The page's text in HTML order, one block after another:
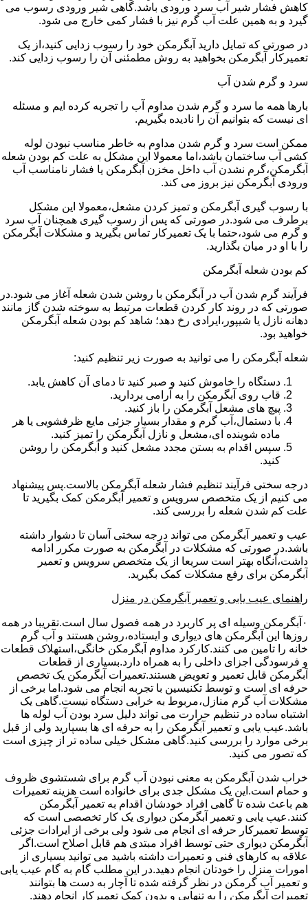
کاهش فشار شیر آب سرد ورودی باشد.گاهی شیر ورودی رسوب می
گیرد و به همین علت آب گرم نیز با فشار کمی خارج می شود.
در صورتی که تمایل دارید آبگرمکن خود را رسوب زدایی کنید،از یک
تعمیرکار آبگرمکن بخواهید به روش مطمئنی آن را رسوب زدایی کند.
سرد و گرم شدن آب
بارها همه ما سرد و گرم شدن مداوم آب را تجربه کرده ایم و مسئله
ای نیست که بتوانیم آن را نادیده بگیریم.
ممکن است سرد و گرم شدن مداوم به خاطر مناسب نبودن لوله
کشی آب ساختمان باشد،اما معمولا این مشکل به علت کم بودن شعله
آبگرمکن،گرم نشدن آب داخل مخزن آبگرمکن یا فشار نامناسب آب
ورودی آبگرمکن نیز بروز می کند.
با رسوب گیری آبگرمکن و تمیز کردن مشعل،معمولا این مشکل
برطرف می شود.در صورتی که پس از رسوب گیری همچنان آب سرد
و گرم می شود،حتما با یک تعمیرکار تماس بگیرید و مشکلات آبگرمکن
را با او در میان بگذارید.
کم بودن شعله آبگرمکن
فرآیند گرم شدن آب در آبگرمکن با روشن شدن شعله آغاز می شود.در
صورتی که در روند کار کردن قطعات مرتبط به سوخته شدن گاز مانند
دهانه نازل یا شیپور،ایرادی رخ دهد؛ شاهد کم بودن شعله آبگرمکن
خواهید بود.
شعله آبگرمکن را می توانید به صورت زیر تنظیم کنید:
دستگاه را خاموش کنید و صبر کنید تا دمای آن کاهش یابد.
قاب روی آبگرمکن را به آرامی بردارید.
پیچ های مشعل آبگرمکن را باز کنید.
با دستمال،آب گرم و مقدار بسیار جزئی مایع ظرفشویی یا هر
ماده شوینده ای،مشعل و نازل آبگرمکن را تمیز کنید.
سپس اقدام به بستن مجدد مشعل کنید و آبگرمکن را روشن
کنید.
درجه سختی فرآیند تنظیم فشار شعله آبگرمکن بالاست.پس پیشنهاد
می کنیم از یک متخصص سرویس و تعمیر آبگرمکن کمک بگیرید تا
علت کم شدن شعله را بررسی کند.
عیب و تعمیر آبگرمکن می تواند درجه سختی آسان تا دشوار داشته
باشد.در صورتی که مشکلات در آبگرمکن به صورت مکرر ادامه
داشت،آنگاه بهتر است سریعا از یک متخصص سرویس و تعمیر
آبگرمکن برای رفع مشکلات کمک بگیرید.
راهنمای عیب یابی و تعمیر آبگرمکن در منزل
۰آبگرمکن وسیله ای پر کاربرد در همه فصول سال است.تقریبا در همه
روزها این آبگرمکن های دیواری و ایستاده،روشن هستند و آب گرم
خانه را تامین می کنند.کارکرد مداوم آبگرمکن خانگی،استهلاک قطعات
و فرسودگی اجزای داخلی را به همراه دارد.بسیاری از قطعات
آبگرمکن قابل تعمیر و تعویض هستند.تعمیرات آبگرمکن یک تخصص
حرفه ای است و توسط تکنیسین با تجربه انجام می شود.اما برخی از
مشکلات آب گرم منازل،مربوط به خرابی دستگاه نیست.گاهی یک
اشتباه ساده در تنظیم حرارت می تواند دلیل سرد بودن آب لوله ها
باشد.عیب یابی و تعمیر آبگرمکن را به حرفه ای ها بسپارید ولی از قبل
برخی موارد را بررسی کنید.گاهی مشکل خیلی ساده تر از چیزی است
که تصور می کنید.
خراب شدن آبگرمکن به معنی نبودن آب گرم برای شستشوی ظروف
و حمام است.این یک مشکل جدی برای خانواده است هزینه تعمیرات
هم باعث شده تا گاهی افراد خودشان اقدام به تعمیر آبگرمکن
کنند.عیب یابی و تعمیر آبگرمکن دیواری یک کار تخصصی است که
توسط تعمیرکار حرفه ای انجام می شود ولی برخی از ایرادات جزئی
آبگرمکن دیواری حتی توسط افراد مبتدی هم قابل اصلاح است.اگر
علاقه به کارهای فنی و تعمیرات داشته باشید می توانید بسیاری از
امورات منزل را خودتان انجام دهید.در این مطلب گام به گام عیب یابی
و تعمیر آب گرمکن در نظر گرفته شده تا آچار به دست ها بتوانند
تعمیرات آبگرمکن را به تنهایی و بدون کمک تعمیرکار انجام دهند.